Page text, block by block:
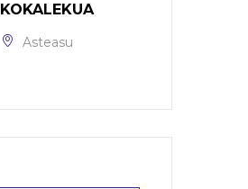
KOKALEKUA
Asteasu